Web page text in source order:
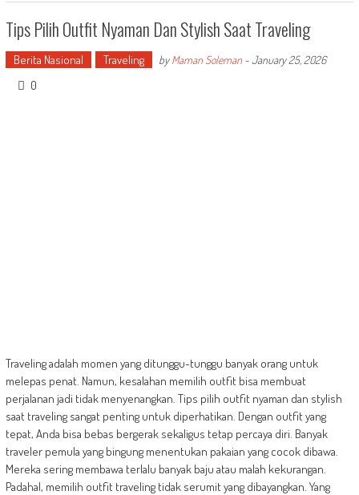
Tips Pilih Outfit Nyaman Dan Stylish Saat Traveling
Berita Nasional Traveling byMaman Soleman-January 25, 2026
0
Traveling adalah momen yang ditunggu-tunggu banyak orang untuk
melepas penat. Namun, kesalahan memilih outfit bisa membuat
perjalanan jadi tidak menyenangkan. Tips pilih outfit nyaman dan stylish
saat traveling sangat penting untuk diperhatikan. Dengan outfit yang
tepat, Anda bisa bebas bergerak sekaligus tetap percaya diri. Banyak
traveler pemula yang bingung menentukan pakaian yang cocok dibawa.
Mereka sering membawa terlalu banyak baju atau malah kekurangan.
Padahal, memilih outfit traveling tidak serumit yang dibayangkan. Yang